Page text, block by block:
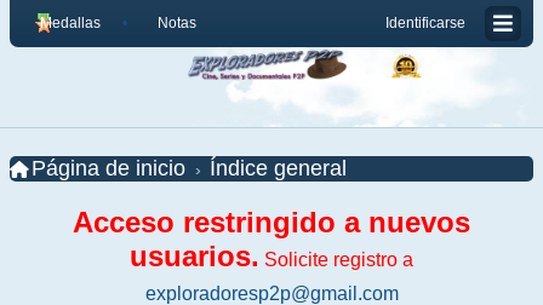
Identificarse
Medallas Notas
Página de inicio Índice general
Acceso restringido a nuevos
usuarios. Solicite registro a
exploradoresp2p@gmail.com